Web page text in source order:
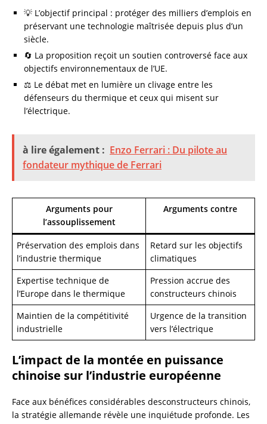
💡 L’objectif principal : protéger des milliers d’emplois en
préservant une technologie maîtrisée depuis plus d’un
siècle.
🔄 La proposition reçoit un soutien controversé face aux
objectifs environnementaux de l’UE.
⚖️ Le débat met en lumière un clivage entre les
défenseurs du thermique et ceux qui misent sur
l’électrique.
à lire également : Enzo Ferrari : Du pilote au
fondateur mythique de Ferrari
Arguments pour
l’assouplissement
Arguments contre
Préservation des emplois dans
l’industrie thermique
Retard sur les objectifs
climatiques
Expertise technique de
l’Europe dans le thermique
Pression accrue des
constructeurs chinois
Maintien de la compétitivité
industrielle
Urgence de la transition
vers l’électrique
L’impact de la montée en puissance
chinoise sur l’industrie européenne
Face aux bénéfices considérables desconstructeurs chinois,
la stratégie allemande révèle une inquiétude profonde. Les